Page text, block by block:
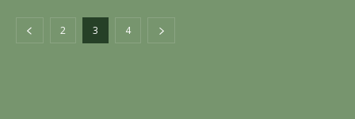
2 3 4